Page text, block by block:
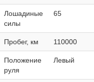
Лошадиные
силы
65
Пробег, км 110000
Положение
руля
Левый